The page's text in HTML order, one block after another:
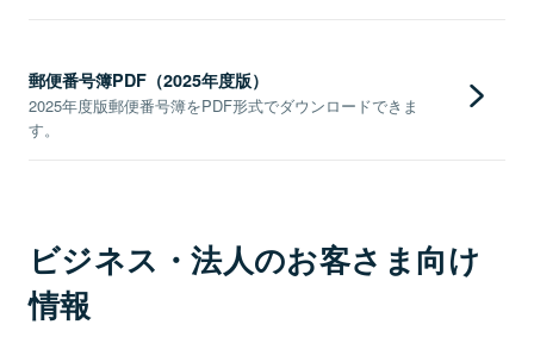
郵便番号簿PDF（2025年度版）
2025年度版郵便番号簿をPDF形式でダウンロードできま
す。
ビジネス・法人のお客さま向け
情報